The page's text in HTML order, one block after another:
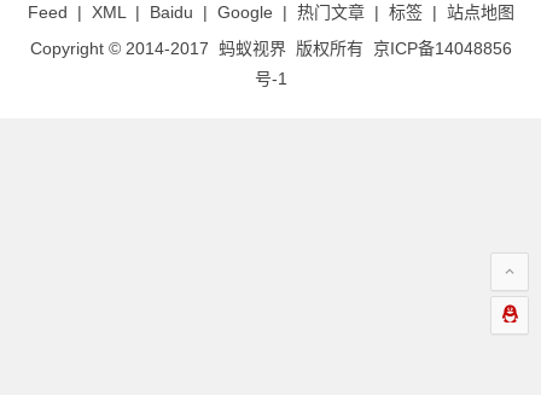
Feed | XML | Baidu | Google | 热门文章| 标签| 站点地图
Copyright © 2014-2017 蚂蚁视界版权所有 京ICP备14048856
号-1